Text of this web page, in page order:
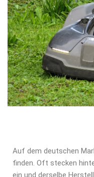
Auf dem deutschen
finden. Oft stecken
ein und derselbe